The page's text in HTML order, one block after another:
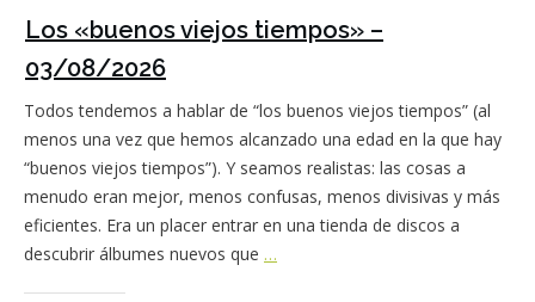
Los «buenos viejos tiempos» –
03/08/2026
Todos tendemos a hablar de “los buenos viejos tiempos” (al
menos una vez que hemos alcanzado una edad en la que hay
“buenos viejos tiempos”). Y seamos realistas: las cosas a
menudo eran mejor, menos confusas, menos divisivas y más
eficientes. Era un placer entrar en una tienda de discos a
descubrir álbumes nuevos que …